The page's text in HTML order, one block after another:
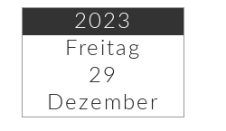
2023
Freitag
29
Dezember